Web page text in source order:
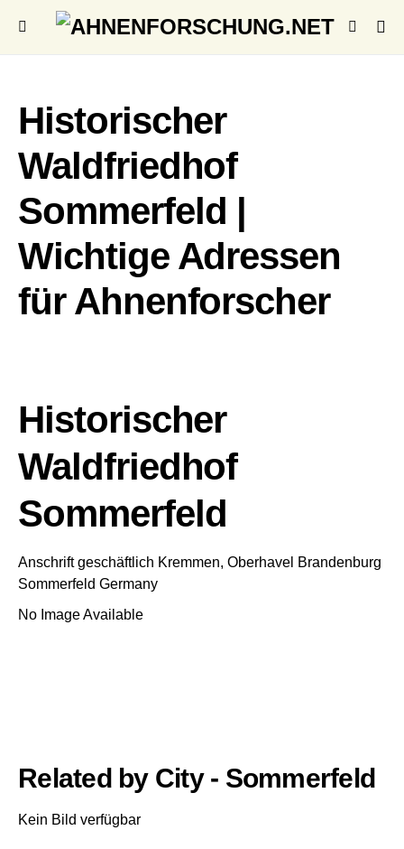
Historischer
Waldfriedhof
Sommerfeld |
Wichtige Adressen
für Ahnenforscher
Historischer
Waldfriedhof
Sommerfeld
Anschrift geschäftlich Kremmen, Oberhavel Brandenburg
Sommerfeld Germany
No Image Available
Related by City - Sommerfeld
Kein Bild verfügbar